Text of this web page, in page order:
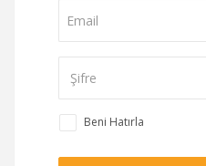
Beni Hatırla